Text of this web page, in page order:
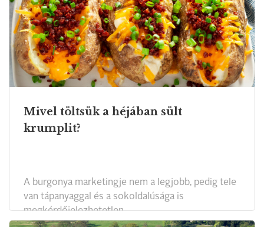
Mivel töltsük a héjában sült
krumplit?
A burgonya marketingje nem a legjobb, pedig tele
van tápanyaggal és a sokoldalúsága is
megkérdőjelezhetetlen.